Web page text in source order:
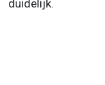
duidelijk.